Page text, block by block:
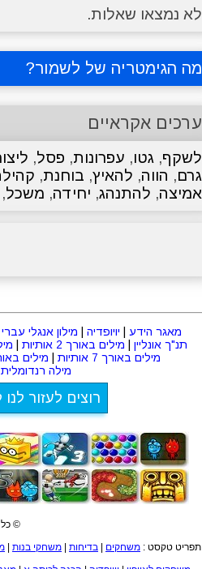
לא נמצאו שאלות.
מה הגימטריה של לשמור?
ערכים אקראיים
לשקף, גטו, עפרונות, פסל,
גרם, הווה, להאיץ, בוחנת,
אמיצה, להתנהג, יחידה, משכל,
מאגר הידע יויופדיה מילון אנגלי עברי
תנ"ך אונליין
מילים באורך 2 אותיות
מילים באורך 7 אותיות
מילים באורך 8
מילה רנדומלית
רוצים לעזור
© כל
תפריט טקסט : משחקים | בדיחות | משחקי בנות |